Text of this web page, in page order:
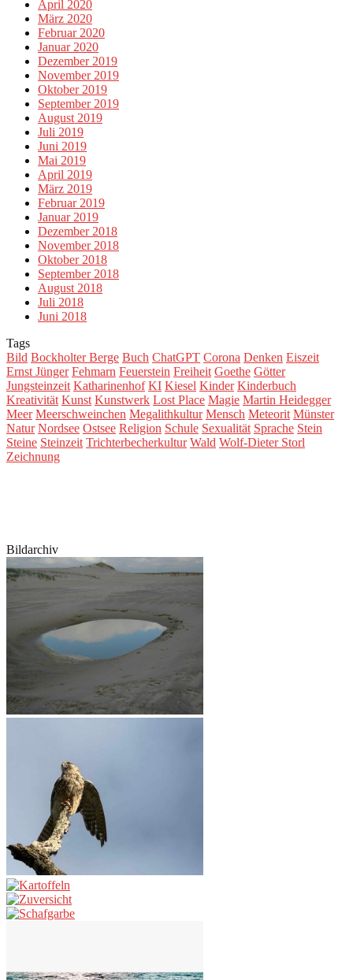
April 2020
März 2020
Februar 2020
Januar 2020
Dezember 2019
November 2019
Oktober 2019
September 2019
August 2019
Juli 2019
Juni 2019
Mai 2019
April 2019
März 2019
Februar 2019
Januar 2019
Dezember 2018
November 2018
Oktober 2018
September 2018
August 2018
Juli 2018
Juni 2018
Tags
Bild Bockholter Berge Buch ChatGPT Corona Denken Eiszeit
Ernst Jünger Fehmarn Feuerstein Freiheit Goethe Götter
Jungsteinzeit Katharinenhof KI Kiesel Kinder Kinderbuch
Kreativität Kunst Kunstwerk Lost Place Magie Martin Heidegger
Meer Meerschweinchen Megalithkultur Mensch Meteorit Münster
Natur Nordsee Ostsee Religion Schule Sexualität Sprache Stein
Steine Steinzeit Trichterbecherkultur Wald Wolf-Dieter Storl
Zeichnung
Bildarchiv